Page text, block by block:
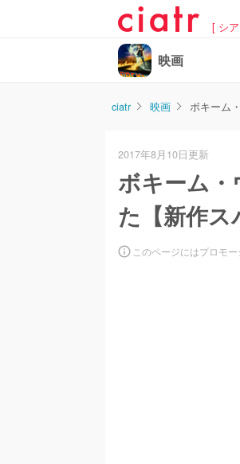
[ シ
映画
ciatr 映画 ボキーム
2017年8月10日更新
ボキーム
た【新作ス
このページにはプロモ